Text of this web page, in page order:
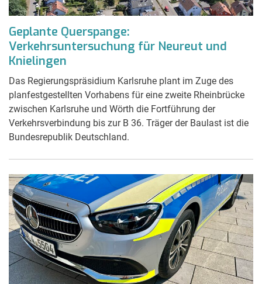
Geplante Querspange:
Verkehrsuntersuchung für Neureut und
Knielingen
Das Regierungspräsidium Karlsruhe plant im Zuge des
planfestgestellten Vorhabens für eine zweite Rheinbrücke
zwischen Karlsruhe und Wörth die Fortführung der
Verkehrsverbindung bis zur B 36. Träger der Baulast ist die
Bundesrepublik Deutschland.